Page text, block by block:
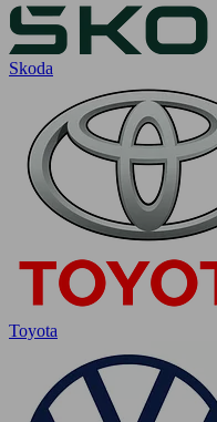
Skoda
Toyota